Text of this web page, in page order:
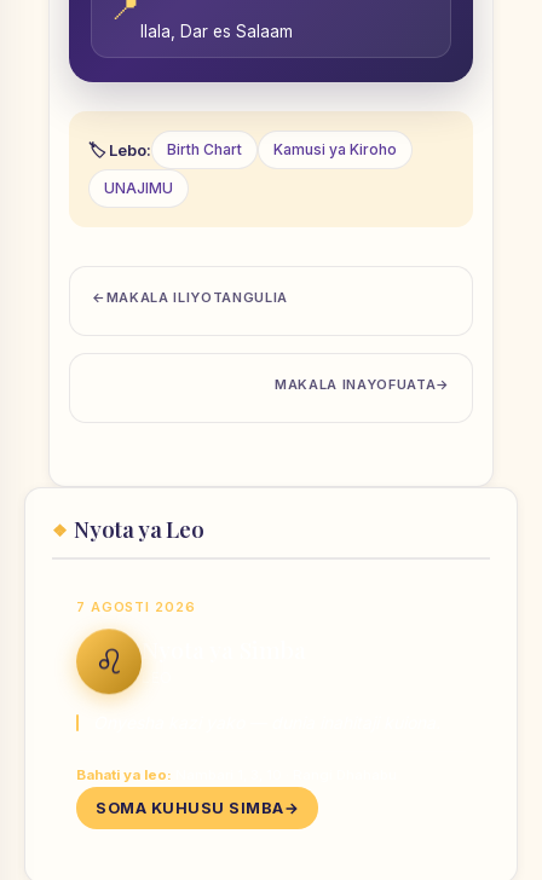
Ilala, Dar es Salaam
Lebo: Birth Chart Kamusi ya Kiroho
UNAJIMU
MAKALA ILIYOTANGULIA
MAKALA INAYOFUATA
Nyota ya Leo
7 AGOSTI 2026
♌
Bahati ya leo:
SOMA KUHUSU SIMBA